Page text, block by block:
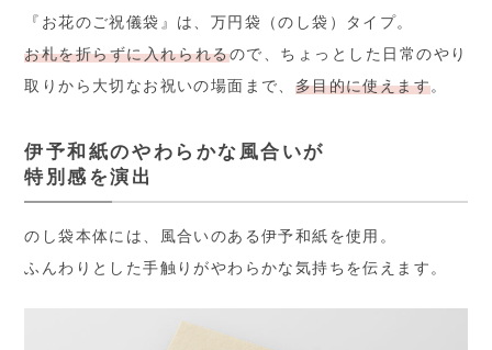
『お花のご祝儀袋』は、万円袋（のし袋）タイプ。
お札を折らずに入れられるので、ちょっとした日常のやり
取りから大切なお祝いの場面まで、 多目的に使えます。
伊予和紙のやわらかな風合いが
特別感を演出
のし袋本体には、風合いのある伊予和紙を使用。
ふんわりとした手触りがやわらかな気持ちを伝えます。